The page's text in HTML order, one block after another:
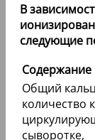
В
следующие
Содержание
Общий
количество
сыворотке,